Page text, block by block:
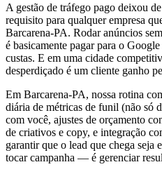
A gestão de tráfego pago deixou
requisito para qualquer empresa
Barcarena-PA. Rodar anúncios
é basicamente pagar para o
custas. E em uma cidade
desperdiçado é um cliente ganho
Em Barcarena-PA, nossa rotina
diária de métricas de funil (não só
com você, ajustes de orçamento
de criativos e copy, e integração
garantir que o lead que chega seja
tocar campanha — é gerenciar